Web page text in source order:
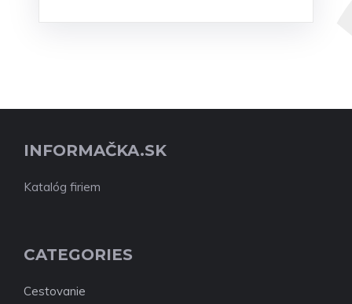
INFORMAČKA.SK
Katalóg firiem
CATEGORIES
Cestovanie